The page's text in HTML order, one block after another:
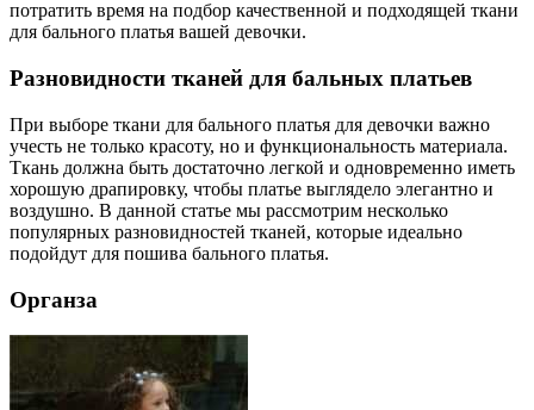
потратить время на подбор качественной и подходящей ткани
для бального платья вашей девочки.
Разновидности тканей для бальных платьев
При выборе ткани для бального платья для девочки важно
учесть не только красоту, но и функциональность материала.
Ткань должна быть достаточно легкой и одновременно иметь
хорошую драпировку, чтобы платье выглядело элегантно и
воздушно. В данной статье мы рассмотрим несколько
популярных разновидностей тканей, которые идеально
подойдут для пошива бального платья.
Органза